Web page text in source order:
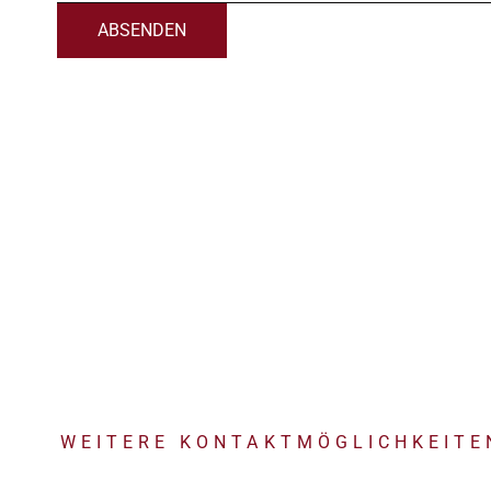
WEITERE